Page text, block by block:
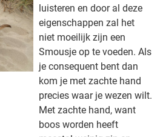
luisteren en door al deze
eigenschappen zal het
niet moeilijk zijn een
Smousje op te voeden. Als
je consequent bent dan
kom je met zachte hand
precies waar je wezen wilt.
Met zachte hand, want
boos worden heeft